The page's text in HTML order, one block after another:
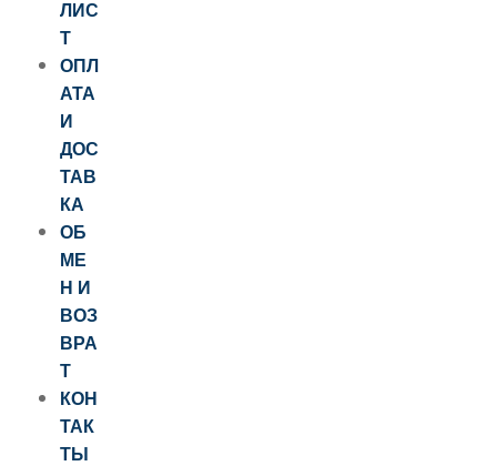
ЛИС
Т
ОПЛ
АТА
И
ДОС
ТАВ
КА
ОБ
МЕ
Н И
ВОЗ
ВРА
Т
КОН
ТАК
ТЫ